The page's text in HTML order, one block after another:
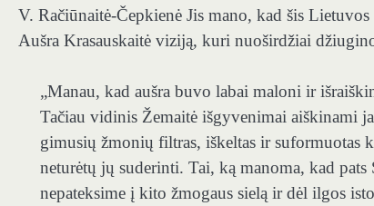
V. Račiūnaitė-Čepkienė Jis mano, kad šis
Aušra Krasauskaitė viziją, kuri nuoširdžiai
„Manau, kad aušra buvo labai maloni ir
Tačiau vidinis Žemaitė išgyvenimai aiškinami
gimusių žmonių filtras, iškeltas ir suformuotas
neturėtų jų suderinti. Tai, ką manoma, kad
nepateksime į kito žmogaus sielą ir dėl ilgos